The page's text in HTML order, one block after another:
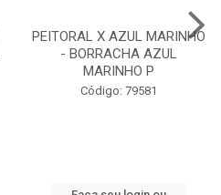
PEITORAL X AZUL MARINHO
- BORRACHA AZUL
MARINHO P
Código: 79581